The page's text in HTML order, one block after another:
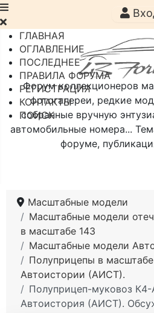
Форум коллекционеров
фотогалереи, редкие
собранные вручную
автомобильные номера...
форуме,
ГЛАВНАЯ
ОГЛАВЛЕНИЕ
ПОСЛЕДНЕЕ
ПРАВИЛА ФОРУМА
РЕГИСТРАЦИЯ
КОНТАКТЫ
ПОИСК
Масштабные модели
Масштабные модели
в масштабе 143
Масштабные модели
Полуприцепы в масштабе
Автоистории (АИСТ).
Полуприцеп-муковоз
Автоистория (АИСТ).